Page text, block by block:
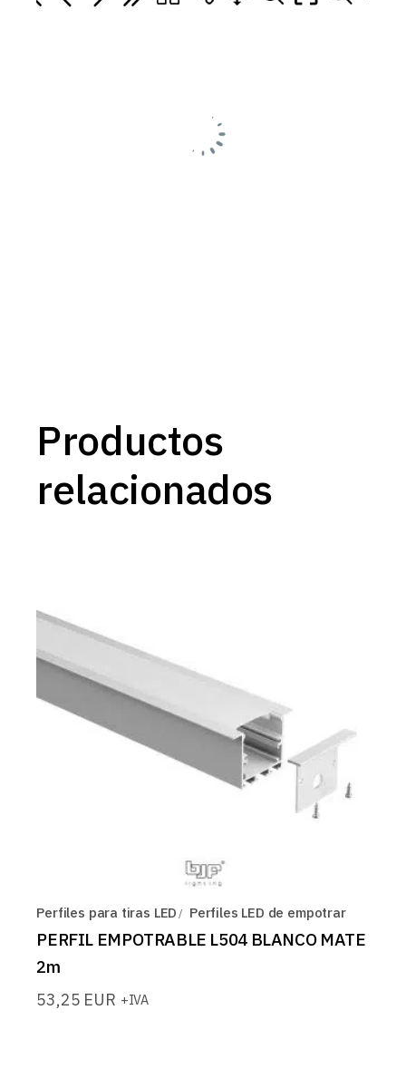
Productos
relacionados
Perfiles para tiras LED Perfiles LED de empotrar
PERFIL EMPOTRABLE L504 BLANCO MATE
2m
53,25 EUR +IVA